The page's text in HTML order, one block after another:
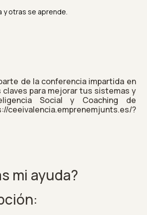
y otras se aprende.
de la conferencia impartida en
claves para mejorar tus sistemas y
Social y Coaching de
?
mi ayuda?